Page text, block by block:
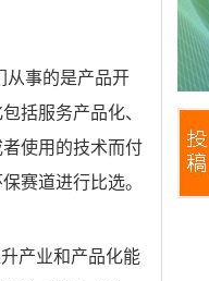
从事的是产品开
括服务产品化、
使用的技术而付
赛道进行比选。
产业和产品化能